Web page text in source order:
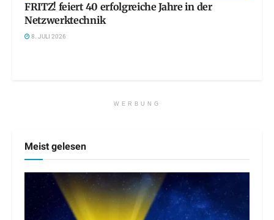
FRITZ! feiert 40 erfolgreiche Jahre in der
Netzwerktechnik
8. JULI 2026
WERBUNG
Meist gelesen